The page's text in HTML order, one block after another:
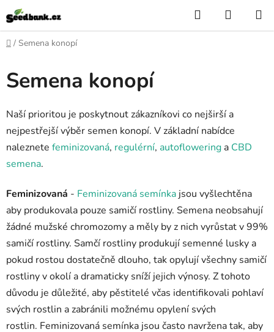
Zum
Inhalt
springen
Suchen
Startseite
/ Semena konopí
Semena konopí
Naší prioritou je poskytnout zákazníkovi co nejširší a
nejpestřejší výběr semen konopí. V základní nabídce
naleznete feminizovaná, regulérní, autoflowering a CBD
semena.
Feminizovaná - Feminizovaná semínka jsou vyšlechtěna
aby produkovala pouze samičí rostliny. Semena neobsahují
žádné mužské chromozomy a měly by z nich vyrůstat v 99%
samičí rostliny. Samčí rostliny produkují semenné lusky a
pokud rostou dostatečně dlouho, tak opylují všechny samičí
rostliny v okolí a dramaticky sníží jejich výnosy. Z tohoto
důvodu je důležité, aby pěstitelé včas identifikovali pohlaví
svých rostlin a zabránili možnému opylení svých
rostlin. Feminizovaná semínka jsou často navržena tak, aby